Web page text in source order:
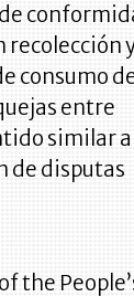
recolección
consumo
entre
similar a
de disputas
the